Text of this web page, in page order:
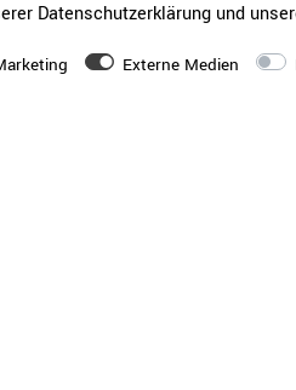
Daten­schutz­erklärung und
Externe Medien